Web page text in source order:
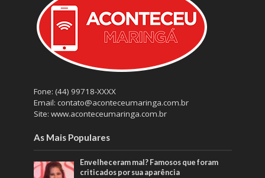
Fone: (44) 99718-XXXX
Email: contato@aconteceumaringa.com.br
Site: www.aconteceumaringa.com.br
As Mais Populares
Envelheceram mal? Famosos que foram
criticados por sua aparência